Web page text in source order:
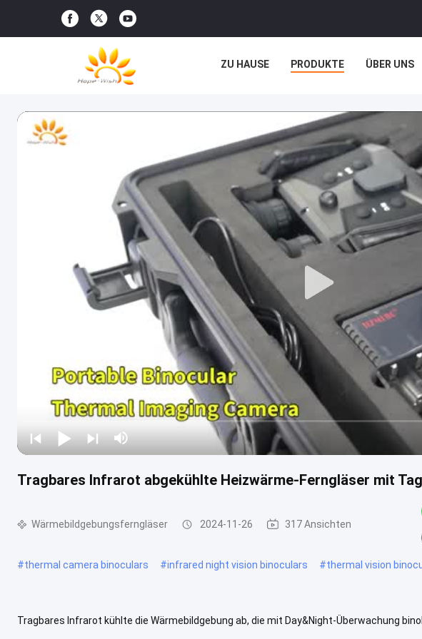
ZU HAUSE PRODUKTE ÜBER UNS
Tragbares Infrarot abgekühlte Heizwärme-Ferngläser mit
Wärmebildgebungsferngläser 2024-11-26 317 Ansichten
#thermal camera binoculars #infrared night vision binoculars #thermal vision
Tragbares Infrarot kühlte die Wärmebildgebung ab, die mit Day&Night-Überwachung